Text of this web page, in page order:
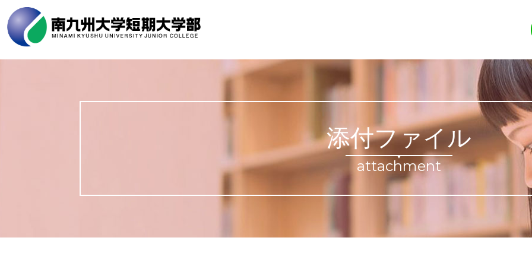
添付ファイル
attachment